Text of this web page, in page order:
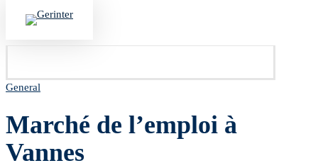
General
Marché de l’emploi à
Vannes